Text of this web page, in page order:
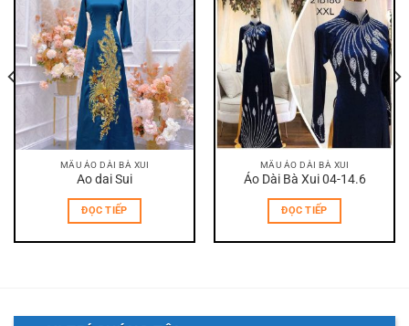
MẪU ÁO DÀI BÀ XUI
Ao dai Sui
ĐỌC TIẾP
MẪU ÁO DÀI BÀ XUI
Áo Dài Bà Xui 04-14.6
ĐỌC TIẾP